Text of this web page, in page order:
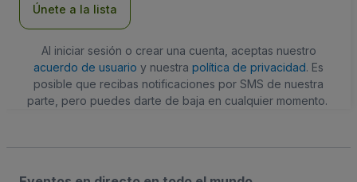
Únete a la lista
Al iniciar sesión o crear una cuenta, aceptas nuestro
acuerdo de usuario y nuestra política de privacidad. Es
posible que recibas notificaciones por SMS de nuestra
parte, pero puedes darte de baja en cualquier momento.